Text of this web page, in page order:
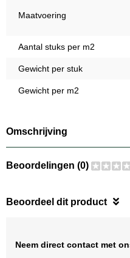
Maatvoering
Aantal stuks per m2
Gewicht per stuk
Gewicht per m2
Omschrijving
Beoordelingen (0)
Beoordeel dit product
Neem direct contact met